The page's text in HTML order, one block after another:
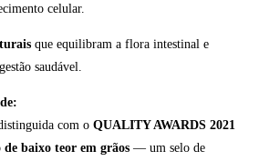
celular.
que equilibram a flora intestinal e
saudável.
com o QUALITY AWARDS 2021
baixo teor em grãos — um selo de